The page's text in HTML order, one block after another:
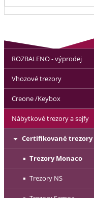
ROZBALENO - výprodej
Vhozové trezory
Creone /Keybox
Nábytkové trezory a sejfy
Certifikované trezory
Trezory Monaco
Trezory NS